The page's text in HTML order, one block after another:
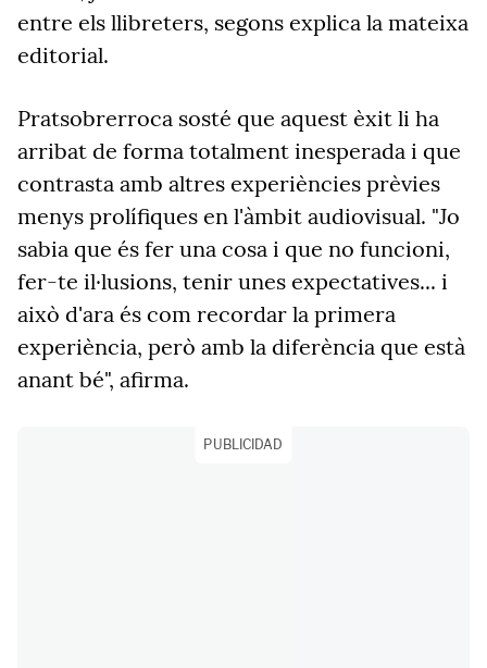
entre els llibreters, segons explica la mateixa
editorial.
Pratsobrerroca sosté que aquest èxit li ha
arribat de forma totalment inesperada i que
contrasta amb altres experiències prèvies
menys prolífiques en l'àmbit audiovisual. "Jo
sabia que és fer una cosa i que no funcioni,
fer-te il·lusions, tenir unes expectatives... i
això d'ara és com recordar la primera
experiència, però amb la diferència que està
anant bé", afirma.
PUBLICIDAD